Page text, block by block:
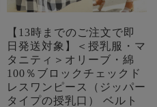
【13時までのご注文で即
日発送対象】＜授乳服・マ
タニティ＞オリーブ・綿
100％ブロックチェックド
レスワンピース（ジッパー
タイプの授乳口） ベルト